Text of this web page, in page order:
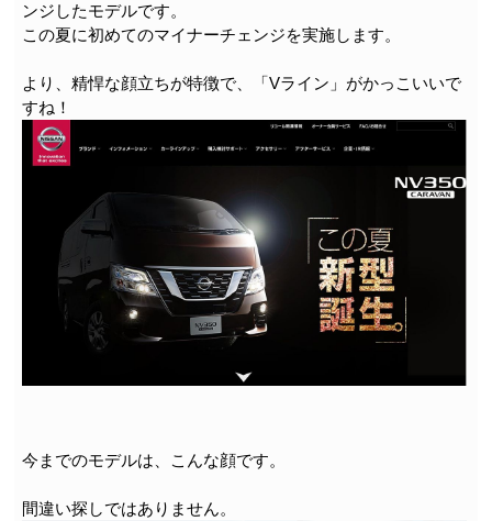
ンジしたモデルです。
この夏に初めてのマイナーチェンジを実施します。
より、精悍な顔立ちが特徴で、「Vライン」がかっこいいで
すね！
今までのモデルは、こんな顔です。
間違い探しではありません。